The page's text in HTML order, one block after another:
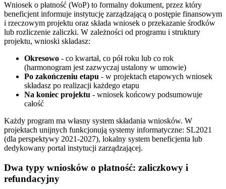
Wniosek o płatność (WoP) to formalny dokument, przez który
beneficjent informuje instytucję zarządzającą o postępie finansowym
i rzeczowym projektu oraz składa wniosek o przekazanie środków
lub rozliczenie zaliczki. W zależności od programu i struktury
projektu, wnioski składasz:
Okresowo - co kwartał, co pół roku lub co rok
(harmonogram jest zazwyczaj ustalony w umowie)
Po zakończeniu etapu - w projektach etapowych wniosek
składasz po realizacji każdego etapu
Na koniec projektu - wniosek końcowy podsumowuje
całość
Każdy program ma własny system składania wniosków. W
projektach unijnych funkcjonują systemy informatyczne: SL2021
(dla perspektywy 2021-2027), lokalny system beneficjenta lub
dedykowany portal instytucji zarządzającej.
Dwa typy wniosków o płatność: zaliczkowy i
refundacyjny